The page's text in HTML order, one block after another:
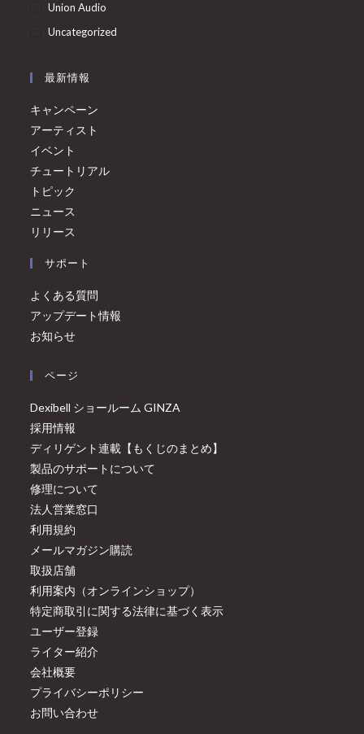
Union Audio
Uncategorized
最新情報
キャンペーン
アーティスト
イベント
チュートリアル
トピック
ニュース
リリース
サポート
よくある質問
アップデート情報
お知らせ
ページ
Dexibell ショールーム GINZA
採用情報
ディリゲント連載【もくじのまとめ】
製品のサポートについて
修理について
法人営業窓口
利用規約
メールマガジン購読
取扱店舗
利用案内（オンラインショップ）
特定商取引に関する法律に基づく表示
ユーザー登録
ライター紹介
会社概要
プライバシーポリシー
お問い合わせ